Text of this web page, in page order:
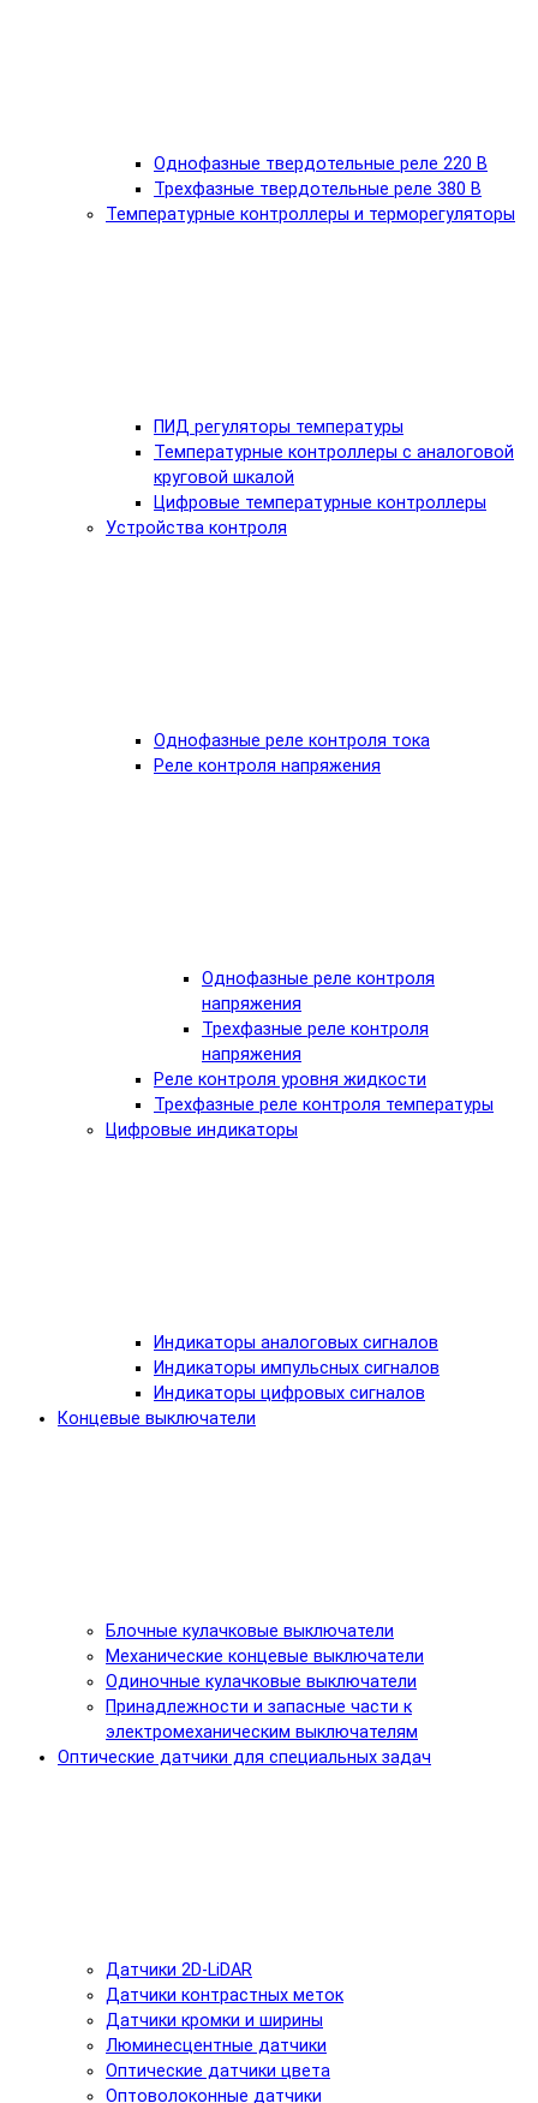
Однофазные твердотельные реле 220 В
Трехфазные твердотельные реле 380 В
Температурные контроллеры и терморегуляторы
ПИД регуляторы температуры
Температурные контроллеры с аналоговой
круговой шкалой
Цифровые температурные контроллеры
Устройства контроля
Однофазные реле контроля тока
Реле контроля напряжения
Однофазные реле контроля
напряжения
Трехфазные реле контроля
напряжения
Реле контроля уровня жидкости
Трехфазные реле контроля температуры
Цифровые индикаторы
Индикаторы аналоговых сигналов
Индикаторы импульсных сигналов
Индикаторы цифровых сигналов
Концевые выключатели
Блочные кулачковые выключатели
Механические концевые выключатели
Одиночные кулачковые выключатели
Принадлежности и запасные части к
электромеханическим выключателям
Оптические датчики для специальных задач
Датчики 2D-LiDAR
Датчики контрастных меток
Датчики кромки и ширины
Люминесцентные датчики
Оптические датчики цвета
Оптоволоконные датчики